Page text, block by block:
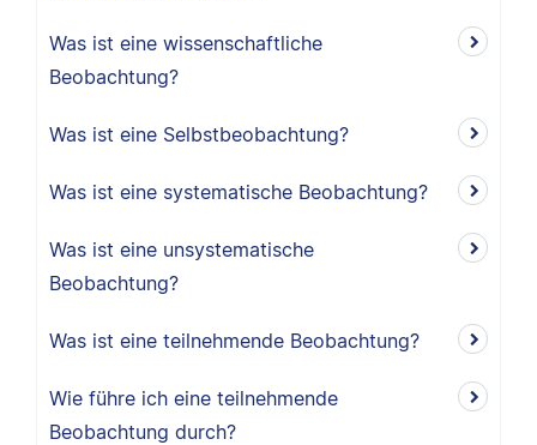
Was ist eine wissenschaftliche
Beobachtung?
Was ist eine Selbstbeobachtung?
Was ist eine systematische Beobachtung?
Was ist eine unsystematische
Beobachtung?
Was ist eine teilnehmende Beobachtung?
Wie führe ich eine teilnehmende
Beobachtung durch?